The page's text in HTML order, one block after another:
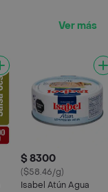
Ver más
$ 8300
($58.46/g)
Isabel Atún Agua